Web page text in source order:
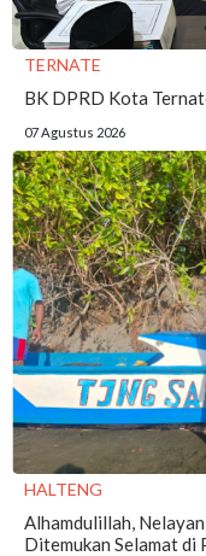
TERNATE
BK DPRD Kota
07 Agustus 2026
HALTENG
Alhamdulillah,
Ditemukan Selamat